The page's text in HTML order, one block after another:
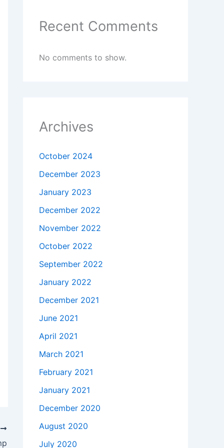
Recent Comments
No comments to show.
Archives
October 2024
December 2023
January 2023
December 2022
November 2022
October 2022
September 2022
January 2022
December 2021
June 2021
April 2021
March 2021
February 2021
January 2021
December 2020
August 2020
July 2020